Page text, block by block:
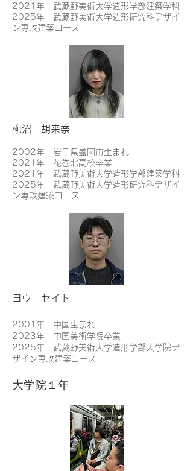
2021年 武蔵野美術大学造形学部建築学科
2025年 武蔵野美術大学造形研究科デザイ
ン専攻建築コース
柳沼 胡来奈
2002年 岩手県盛岡市生まれ
2021年 花巻北高校卒業
2021年 武蔵野美術大学造形学部建築学科
2025年 武蔵野美術大学造形研究科デザイ
ン専攻建築コース
ヨウ セイト
2001年 中国生まれ
2023年 中国美術学院卒業
2025年 武蔵野美術大学造形学部大学院デ
ザイン専攻建築コース
大学院１年